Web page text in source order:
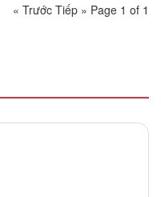
« Trước Tiếp » Page 1 of 1